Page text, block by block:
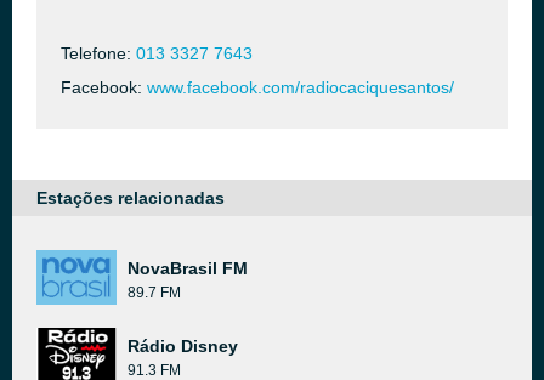
Telefone: 013 3327 7643
Facebook: www.facebook.com/radiocaciquesantos/
Estações relacionadas
NovaBrasil FM
89.7 FM
Rádio Disney
91.3 FM